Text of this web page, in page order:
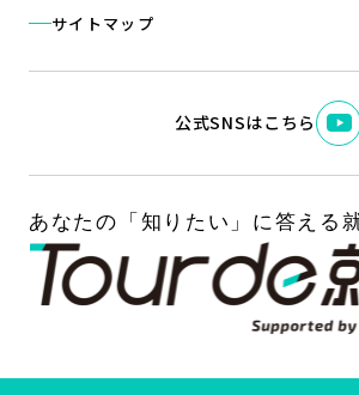
サイトマップ
公式SNSはこちら